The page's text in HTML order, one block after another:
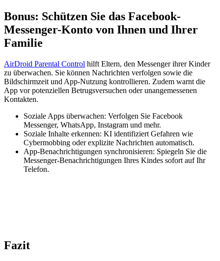
Bonus: Schützen Sie das Facebook-
Messenger-Konto von Ihnen und Ihrer
Familie
AirDroid Parental Control hilft Eltern, den Messenger ihrer Kinder
zu überwachen. Sie können Nachrichten verfolgen sowie die
Bildschirmzeit und App-Nutzung kontrollieren. Zudem warnt die
App vor potenziellen Betrugsversuchen oder unangemessenen
Kontakten.
Soziale Apps überwachen: Verfolgen Sie Facebook
Messenger, WhatsApp, Instagram und mehr.
Soziale Inhalte erkennen: KI identifiziert Gefahren wie
Cybermobbing oder explizite Nachrichten automatisch.
App-Benachrichtigungen synchronisieren: Spiegeln Sie die
Messenger-Benachrichtigungen Ihres Kindes sofort auf Ihr
Telefon.
Fazit